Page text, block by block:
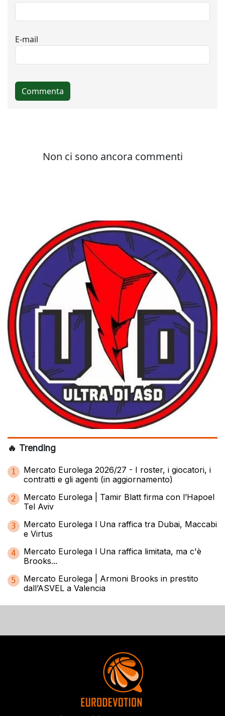
🔥 Trending
1
Mercato Eurolega 2026/27 - I roster, i giocatori, i
contratti e gli agenti (in aggiornamento)
2
Mercato Eurolega | Tamir Blatt firma con l’Hapoel
Tel Aviv
3
Mercato Eurolega l Una raffica tra Dubai, Maccabi
e Virtus
4
Mercato Eurolega l Una raffica limitata, ma c'è
Brooks...
5
Mercato Eurolega | Armoni Brooks in prestito
dall’ASVEL a Valencia